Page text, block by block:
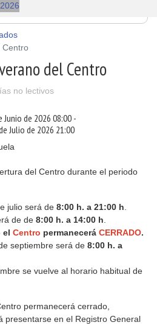
Centro
del Centro
no lectivos
Junio de 202608:00-
Julio de 2026 21:00
del Centro durante el periodo
julio será de 8:00 h. a 21:00 h.
de de 8:00 h. a 14:00 h.
el Centro permanecerá CERRADO.
septiembre será de 8:00 h. a
se vuelve al horario habitual de
permanecerá cerrado,
presentarse en el Registro General